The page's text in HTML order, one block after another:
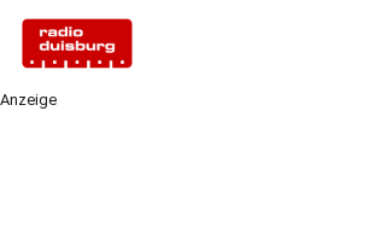
Anzeige